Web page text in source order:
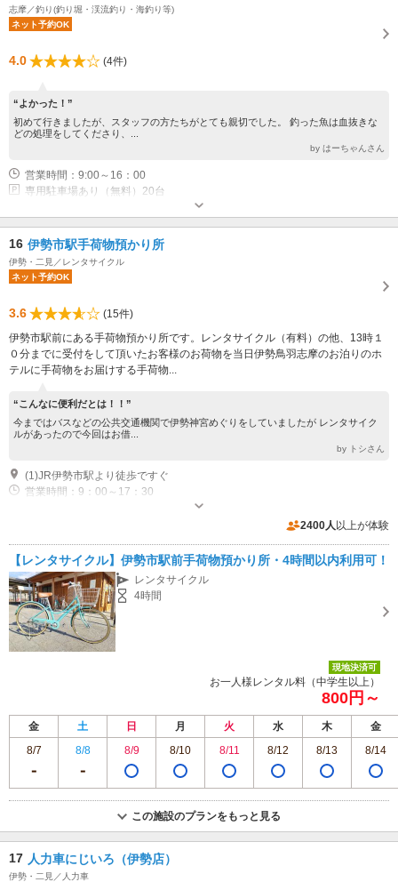
志摩／釣り(釣り堀・渓流釣り・海釣り等)
ネット予約OK
4.0 (4件)
“よかった！”
初めて行きましたが、スタッフの方たちがとても親切でした。 釣った魚は血抜きな
どの処理をしてくださり、...
by はーちゃんさん
営業時間：9:00～16：00
専用駐車場あり（無料）20台
16 伊勢市駅手荷物預かり所
伊勢・二見／レンタサイクル
ネット予約OK
3.6
(15件)
伊勢市駅前にある手荷物預かり所です。レンタサイクル（有料）の他、13時１
０分までに受付をして頂いたお客様のお荷物を当日伊勢鳥羽志摩のお泊りのホ
テルに手荷物をお届けする手荷物...
“こんなに便利だとは！！”
今まではバスなどの公共交通機関で伊勢神宮めぐりをしていましたが レンタサイク
ルがあったので今回はお借...
by トシさん
(1)JR伊勢市駅より徒歩ですぐ
営業時間：9：00～17：30
2400人 以上が体験
【レンタサイクル】伊勢市駅前手荷物預かり所・4時間以内利用可！
レンタサイクル
4時間
現地決済可
お一人様レンタル料（中学生以上）
800円～
金 土 日 月 火 水 木
金
8/7
8/8 8/9 8/10 8/11 8/12 8/13 8/14
この施設のプランをもっと見る
17 人力車にじいろ（伊勢店）
伊勢・二見／人力車